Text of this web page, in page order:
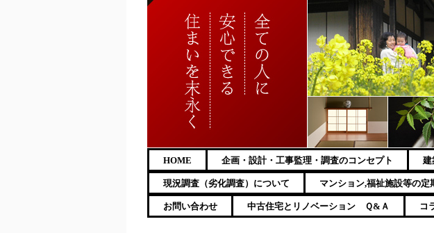
HOME 企画・設計・工事監理・調査のコンセプト 建
現況調査（劣化調査）について マンション,福祉施設等の定
お問い合わせ 中古住宅とリノベーション Ｑ&Ａ コ